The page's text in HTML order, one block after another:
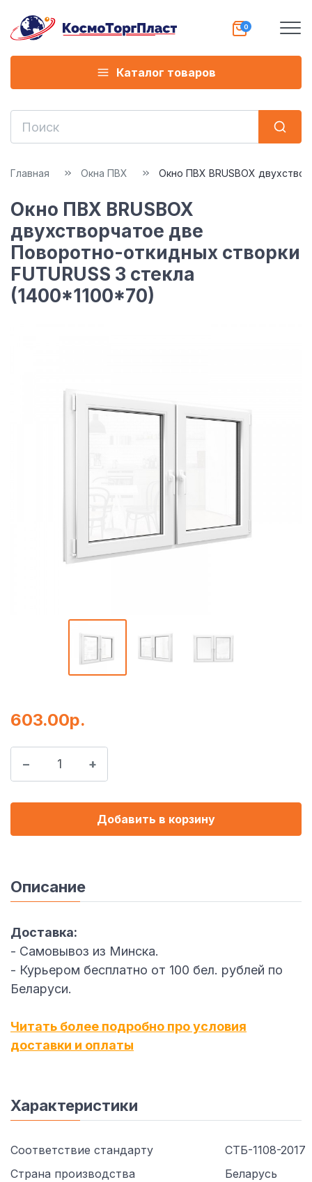
Каталог товаров
Главная Окна ПВХ Окно ПВХ BRUSBOX
Окно ПВХ BRUSBOX
двухстворчатое две
Поворотно-откидных створки
FUTURUSS 3 стекла
(1400*1100*70)
603.00р.
Добавить в корзину
Описание
Доставка:
- Самовывоз из Минска.
- Курьером бесплатно от 100 бел. рублей по
Беларуси.
Читать более подробно про условия
доставки и оплаты
Характеристики
Соответствие стандарту
СТБ-1108-2017
Страна производства
Беларусь